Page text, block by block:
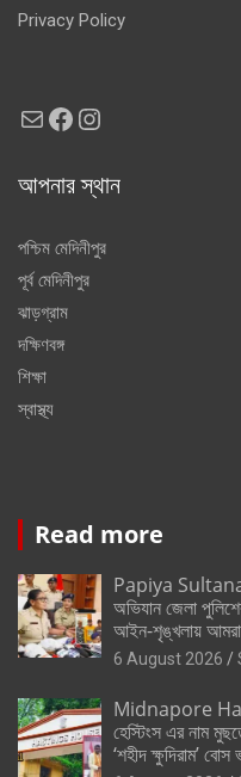
Privacy Policy
MailFacebook
Instagram
আপনার স্থান
পশ্চিম মেদিনীপুর
পূর্ব মেদিনীপুর
ঝাড়গ্রাম
দক্ষিণবঙ্গ
শিক্ষা
স্বাস্থ্য
Read more
Papiya Sultana :
অভিযান জেলা
আইন-শৃঙ্খলায় আমরা
6 August 2026
Midnapore
হেস্টিংস এর নাম
‘শহীদ ক্ষুদিরাম’ বোস